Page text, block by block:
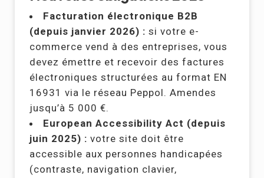
Facturation électronique B2B
(depuis janvier 2026) : si votre e-
commerce vend à des entreprises, vous
devez émettre et recevoir des factures
électroniques structurées au format EN
16931 via le réseau Peppol. Amendes
jusqu’à 5 000 €.
European Accessibility Act (depuis
juin 2025) : votre site doit être
accessible aux personnes handicapées
(contraste, navigation clavier,